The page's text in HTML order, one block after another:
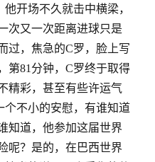
开场不久就击中横梁，
次又一次距离进球只是
过，焦急的C罗，脸上写
第81 分钟，C罗终于取得
精彩，甚至有些许运气
个不小的安慰，有谁知道
知道，他参加这届世界
呢？是的，在巴西世界